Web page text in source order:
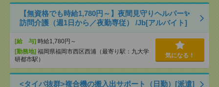
【無資格でも時給1,780円～】夜間見守りヘルパー✨
訪問介護（週1日から／夜勤専従） /Jb[アルバイト]
[給 与] 時給1,780円～
[勤務地] 福岡県福岡市西区西浦（最寄り駅：九大学
研都市駅）
気になる！
<タイパ抜群>複合機の搬入出サポート（日勤）[派遣]